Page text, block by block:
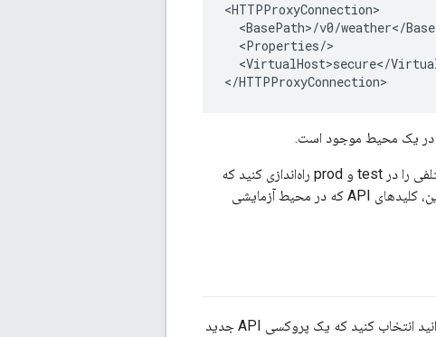
<HTTPProxyConnection>
<BasePath>/v0/weather</
  <Properties/>
<VirtualHost>secure</
</HTTPProxyConnection>
محیط ها همچنین تفکیک داده ها و منابع را فراهم می کنند. برای مثال می‌توانید کش‌های مختلفی را در test و prod راه‌اندازی کنید که
فقط توسط پراکسی‌های API که در آن محیط اجرا می‌شوند قابل دسترسی هستند. علاوه بر این، کلیدهای API که در محیط آزمایشی
وقتی یک پراکسی API ایجاد می‌کنید، باید تصمیم بگیرید که در چه محیطی کار کنید. می‌توانید انتخاب کنید که یک پروکسی API جدید